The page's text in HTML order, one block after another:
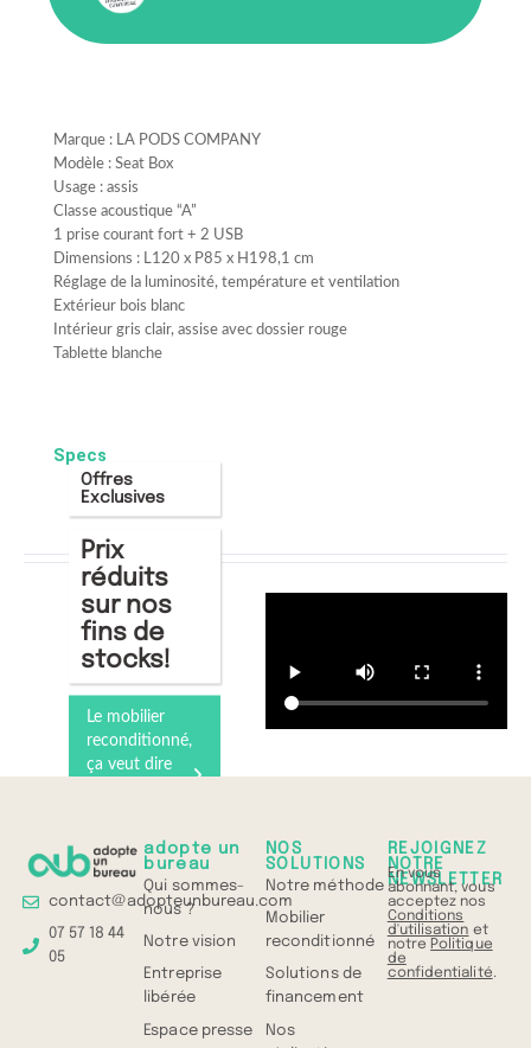
Marque : LA PODS COMPANY
Modèle : Seat Box
Usage : assis
Classe acoustique “A”
1 prise courant fort + 2 USB
Dimensions : L120 x P85 x H198,1 cm
Réglage de la luminosité, température et ventilation
Extérieur bois blanc
Intérieur gris clair, assise avec dossier rouge
Tablette blanche
Specs
Offres
Exclusives
Prix
réduits
sur nos
fins de
stocks!
Le mobilier
reconditionné,
ça veut dire
contact@adopteunbureau.com
07 57 18 44
05
adopte un
bureau
Qui sommes-
nous ?
Notre vision
Entreprise
libérée
Espace presse
NOS
SOLUTIONS
Notre méthode
Mobilier
reconditionné
Solutions de
financement
Nos
REJOIGNEZ
NOTRE
NEWSLETTER
En vous
abonnant, vous
acceptez nos
Conditions
d'utilisation et
notre Politique
de
confidentialité